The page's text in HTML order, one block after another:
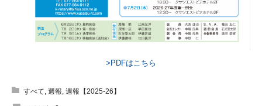
>PDFはこちら
すべて, 週報, 週報【2025-26】